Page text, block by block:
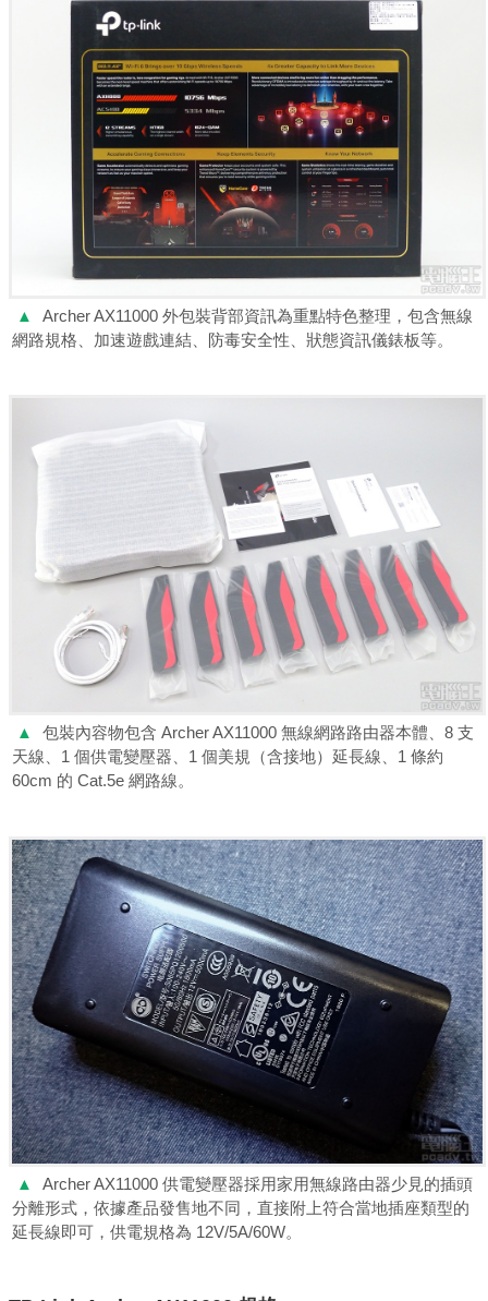
▲
Archer AX11000 外包裝背部資訊為重點特色整理，包含無線
網路規格、加速遊戲連結、防毒安全性、狀態資訊儀錶板等。
▲
包裝內容物包含 Archer AX11000 無線網路路由器本體、8 支
天線、1 個供電變壓器、1 個美規（含接地）延長線、1 條約
60cm 的 Cat.5e 網路線。
▲
Archer AX11000 供電變壓器採用家用無線路由器少見的插頭
分離形式，依據產品發售地不同，直接附上符合當地插座類型的
延長線即可，供電規格為 12V/5A/60W。